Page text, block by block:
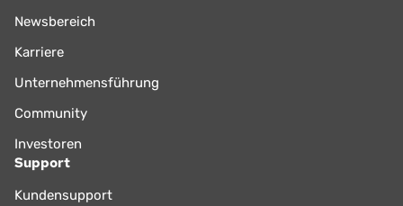
Newsbereich
Karriere
Unternehmensführung
Community
Investoren
Support
Kundensupport